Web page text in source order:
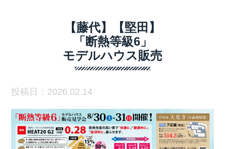
【藤代】【堅田】
「断熱等級6」
モデルハウス販売
投稿日：2026.02.14